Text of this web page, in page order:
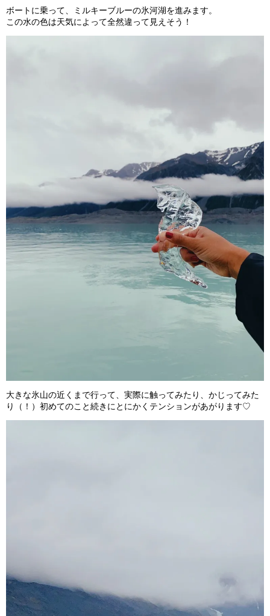
ボートに乗って、ミルキーブルーの氷河湖を進みます。
この水の色は天気によって全然違って見えそう！
大きな氷山の近くまで行って、実際に触ってみたり、かじってみた
り（！）初めてのこと続きにとにかくテンションがあがります♡